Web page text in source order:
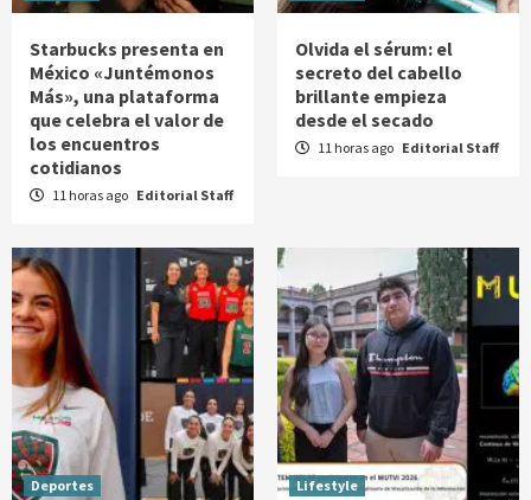
Starbucks presenta en
México «Juntémonos
Más», una plataforma
que celebra el valor de
los encuentros
cotidianos
11 horas ago Editorial Staff
Olvida el sérum: el
secreto del cabello
brillante empieza
desde el secado
11 horas ago Editorial Staff
Deportes Lifestyle